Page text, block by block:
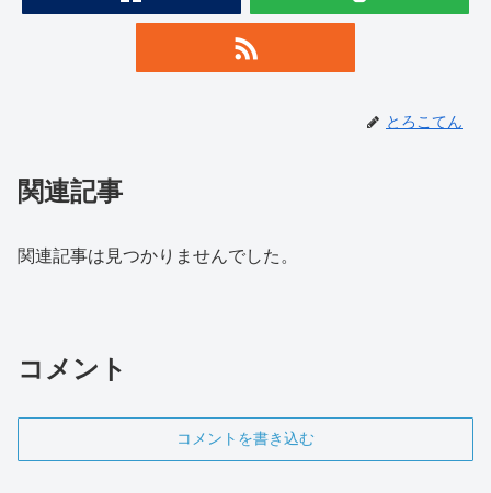
とろこてん
関連記事
関連記事は見つかりませんでした。
コメント
コメントを書き込む